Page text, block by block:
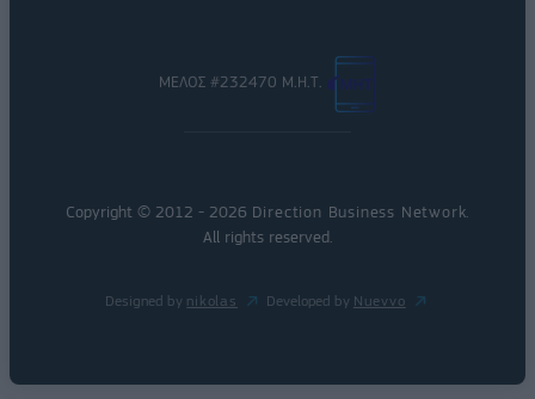
ΜΕΛΟΣ #232470 Μ.Η.Τ.
Copyright © 2012 - 2026 Direction Business Network
All rights reserved.
Designed by nikolas Developed by Nuevvo